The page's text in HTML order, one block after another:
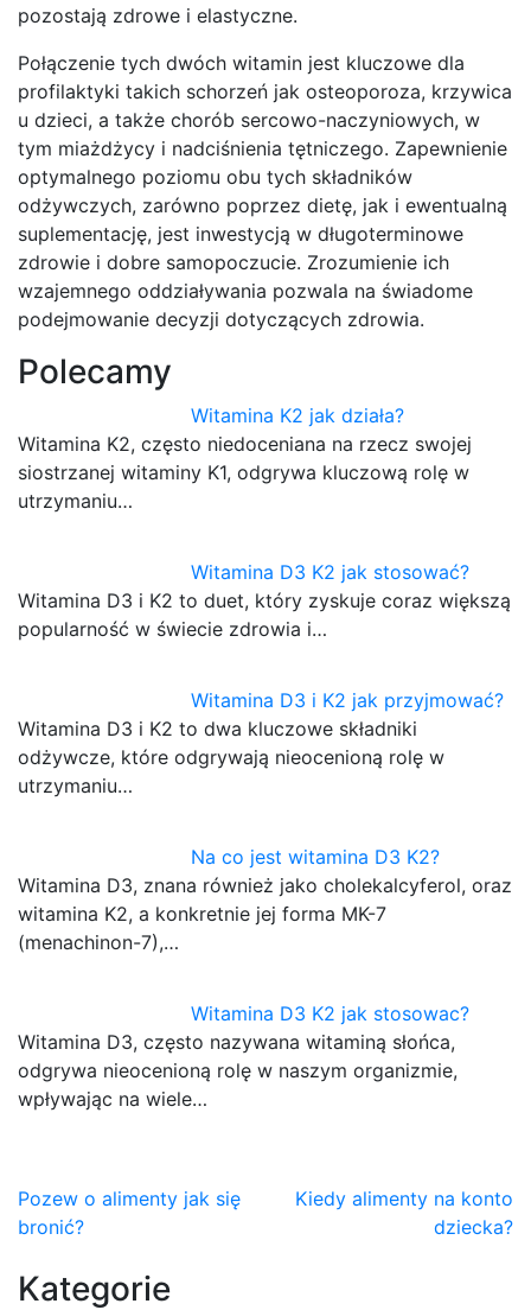
pozostają zdrowe i elastyczne.
Połączenie tych dwóch witamin jest kluczowe dla
profilaktyki takich schorzeń jak osteoporoza, krzywica
u dzieci, a także chorób sercowo-naczyniowych, w
tym miażdżycy i nadciśnienia tętniczego. Zapewnienie
optymalnego poziomu obu tych składników
odżywczych, zarówno poprzez dietę, jak i ewentualną
suplementację, jest inwestycją w długoterminowe
zdrowie i dobre samopoczucie. Zrozumienie ich
wzajemnego oddziaływania pozwala na świadome
podejmowanie decyzji dotyczących zdrowia.
Polecamy
Witamina K2 jak działa?
Witamina K2, często niedoceniana na rzecz swojej
siostrzanej witaminy K1, odgrywa kluczową rolę w
utrzymaniu…
Witamina D3 K2 jak stosować?
Witamina D3 i K2 to duet, który zyskuje coraz większą
popularność w świecie zdrowia i…
Witamina D3 i K2 jak przyjmować?
Witamina D3 i K2 to dwa kluczowe składniki
odżywcze, które odgrywają nieocenioną rolę w
utrzymaniu…
Na co jest witamina D3 K2?
Witamina D3, znana również jako cholekalcyferol, oraz
witamina K2, a konkretnie jej forma MK-7
(menachinon-7),…
Witamina D3 K2 jak stosowac?
Witamina D3, często nazywana witaminą słońca,
odgrywa nieocenioną rolę w naszym organizmie,
wpływając na wiele…
Nawigacja
wpisu
Pozew o alimenty jak się
bronić?
Kiedy alimenty na konto
dziecka?
Kategorie